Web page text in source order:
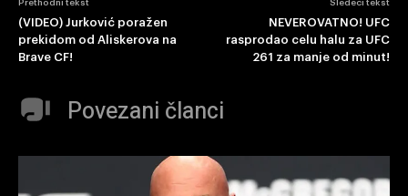
Prethodni tekst
(VIDEO) Jurković poražen
prekidom od Aliskerova na
Brave CF!
Sledeći tekst
NEVEROVATNO! UFC
rasprodao celu halu za UFC
261 za manje od minut!
Povezani članci